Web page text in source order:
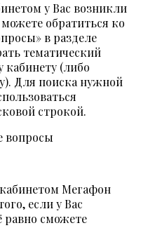
у Вас возникли
обратиться ко
в разделе
тематический
(либо
Для поиска нужной
строкой.
Мегафон
если у Вас
равно сможете